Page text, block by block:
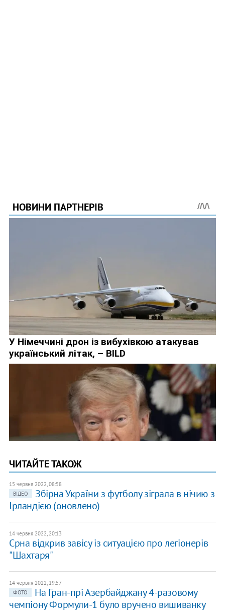
ЧИТАЙТЕ ТАКОЖ
15 червня 2022, 08:58
ВІДЕО
Збірна України з футболу зіграла в нічию з
Ірландією (оновлено)
14 червня 2022, 20:13
Срна відкрив завісу із ситуацією про легіонерів
"Шахтаря"
14 червня 2022, 19:57
ФОТО
На Гран-прі Азербайджану 4-разовому
чемпіону Формули-1 було вручено вишиванку